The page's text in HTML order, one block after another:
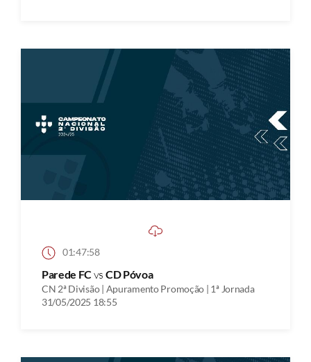
01:47:58
Parede FCvs CD Póvoa
CN 2ª Divisão | Apuramento Promoção | 1ª Jornada
31/05/2025 18:55